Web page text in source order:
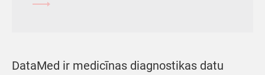
DataMed ir medicīnas diagnostikas datu